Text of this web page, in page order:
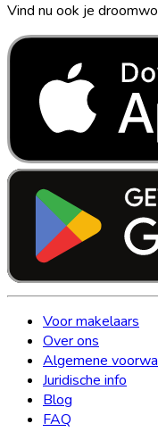
Vind nu ook je
Voor makelaars
Over ons
Algemene
Juridische info
Blog
FAQ